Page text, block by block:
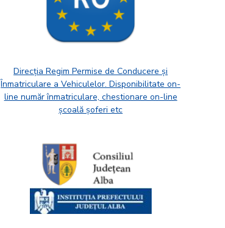
Direcția Regim Permise de Conducere și
Înmatriculare a Vehiculelor. Disponibilitate on-
line număr înmatriculare, chestionare on-line
școală șoferi etc